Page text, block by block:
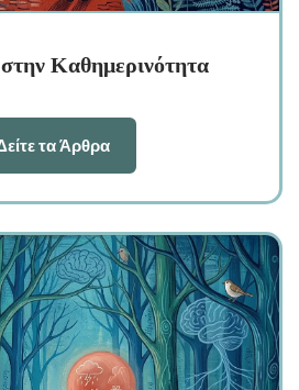
Καθημερινότητα
τα Άρθρα